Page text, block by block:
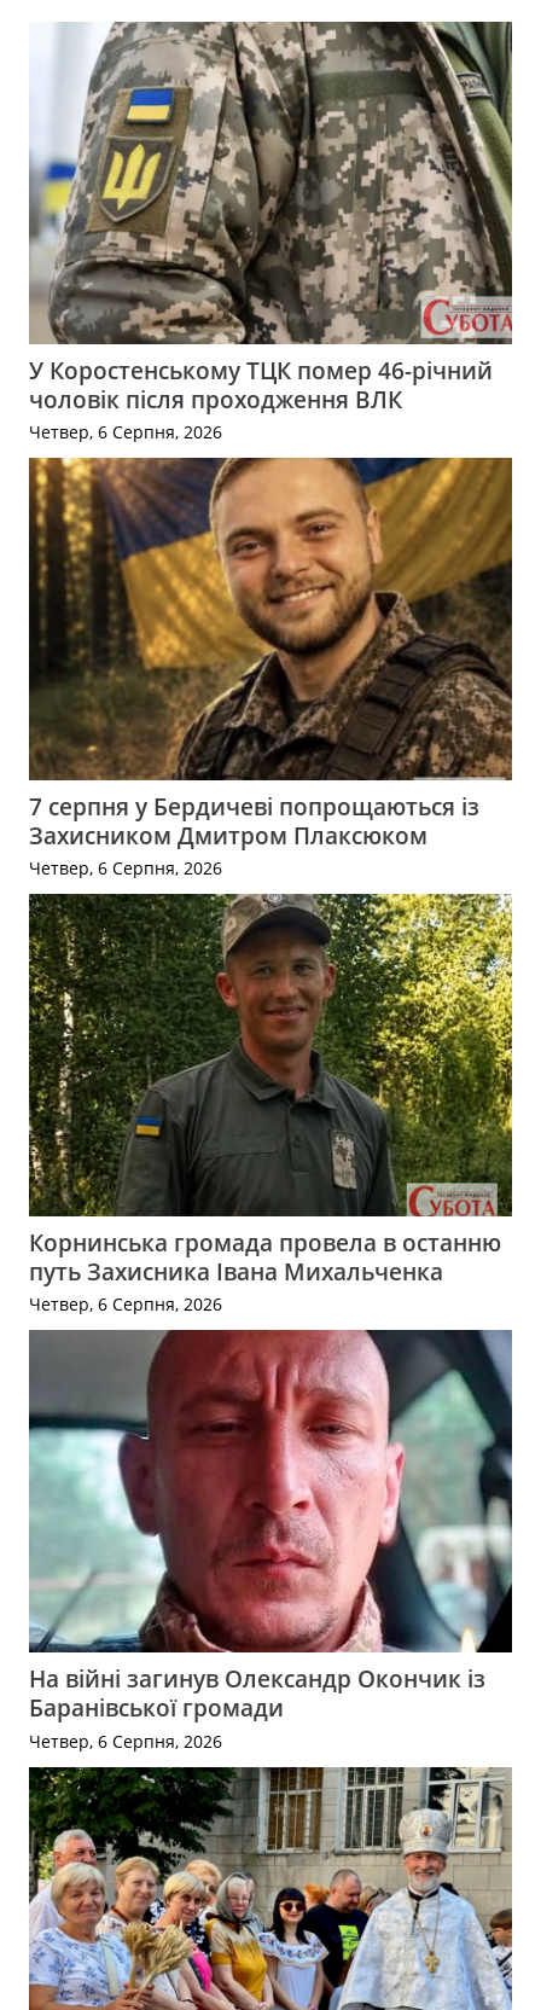
У Коростенському ТЦК помер 46-річний
чоловік після проходження ВЛК
Четвер, 6 Серпня, 2026
7 серпня у Бердичеві попрощаються із
Захисником Дмитром Плаксюком
Четвер, 6 Серпня, 2026
Корнинська громада провела в останню
путь Захисника Івана Михальченка
Четвер, 6 Серпня, 2026
На війні загинув Олександр Окончик із
Баранівської громади
Четвер, 6 Серпня, 2026